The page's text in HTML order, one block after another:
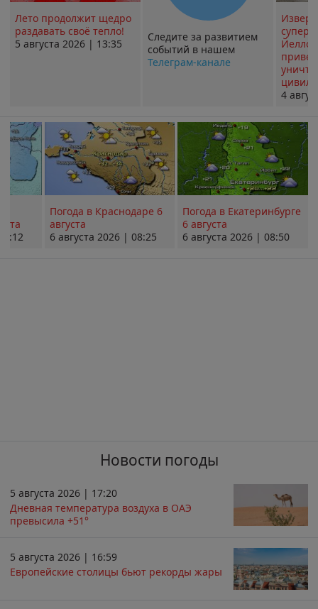
Лето продолжит щедро
раздавать своё тепло!
5 августа 2026 | 13:35
Следите за развитием
событий в нашем
Телеграм-канале
4
Погода в Краснодаре 6
августа
6 августа 2026 | 08:25
Погода в Екатеринбурге
6 августа
6 августа 2026 | 08:50
Новости погоды
5 августа 2026 | 17:20
Дневная температура воздуха в ОАЭ
превысила +51°
5 августа 2026 | 16:59
Европейские столицы бьют рекорды жары